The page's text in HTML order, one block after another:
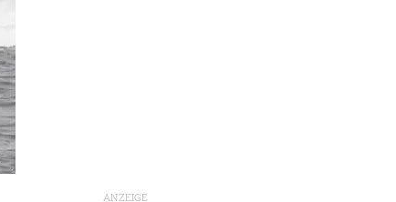
ANZEIGE